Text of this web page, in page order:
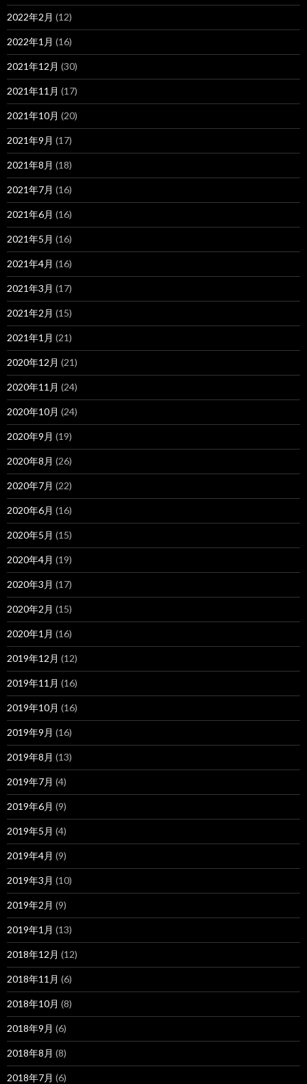
2022年2月 (12)
2022年1月 (16)
2021年12月 (30)
2021年11月 (17)
2021年10月 (20)
2021年9月 (17)
2021年8月 (18)
2021年7月 (16)
2021年6月 (16)
2021年5月 (16)
2021年4月 (16)
2021年3月 (17)
2021年2月 (15)
2021年1月 (21)
2020年12月 (21)
2020年11月 (24)
2020年10月 (24)
2020年9月 (19)
2020年8月 (26)
2020年7月 (22)
2020年6月 (16)
2020年5月 (15)
2020年4月 (19)
2020年3月 (17)
2020年2月 (15)
2020年1月 (16)
2019年12月 (12)
2019年11月 (16)
2019年10月 (16)
2019年9月 (16)
2019年8月 (13)
2019年7月 (4)
2019年6月 (9)
2019年5月 (4)
2019年4月 (9)
2019年3月 (10)
2019年2月 (9)
2019年1月 (13)
2018年12月 (12)
2018年11月 (6)
2018年10月 (8)
2018年9月 (6)
2018年8月 (8)
2018年7月 (6)